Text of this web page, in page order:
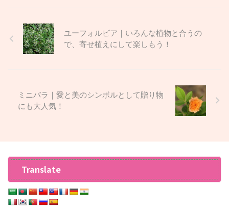
ユーフォルビア｜いろんな植物と合うの
で、寄せ植えにして楽しもう！
ミニバラ｜愛と美のシンボルとして贈り物
にも大人気！
Translate